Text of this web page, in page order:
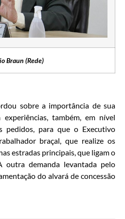
Braun (Rede)
sobre a importância de sua
também, em nível
pedidos, para que o Executivo
braçal, que realize os
estradas principais, que ligam o
outra demanda levantada pelo
do alvará de concessão